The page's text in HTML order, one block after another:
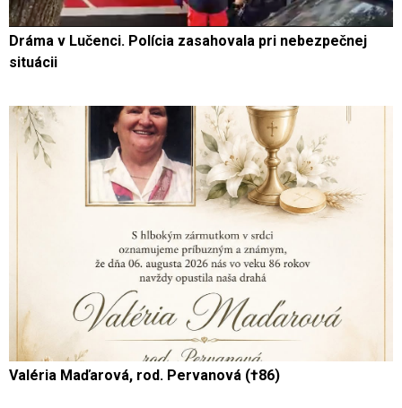
Dráma v Lučenci. Polícia zasahovala pri nebezpečnej
situácii
Valéria Maďarová, rod. Pervanová (†86)